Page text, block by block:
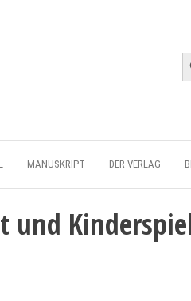
MANUSKRIPT DER VERLAG
und